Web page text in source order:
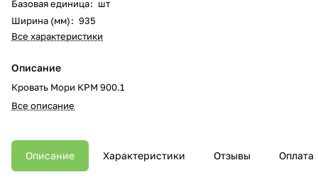
Базовая единица: шт
Ширина (мм): 935
Все характеристики
Описание
Кровать Мори КРМ 900.1
Все описание
Описание Характеристики Отзывы Оплата